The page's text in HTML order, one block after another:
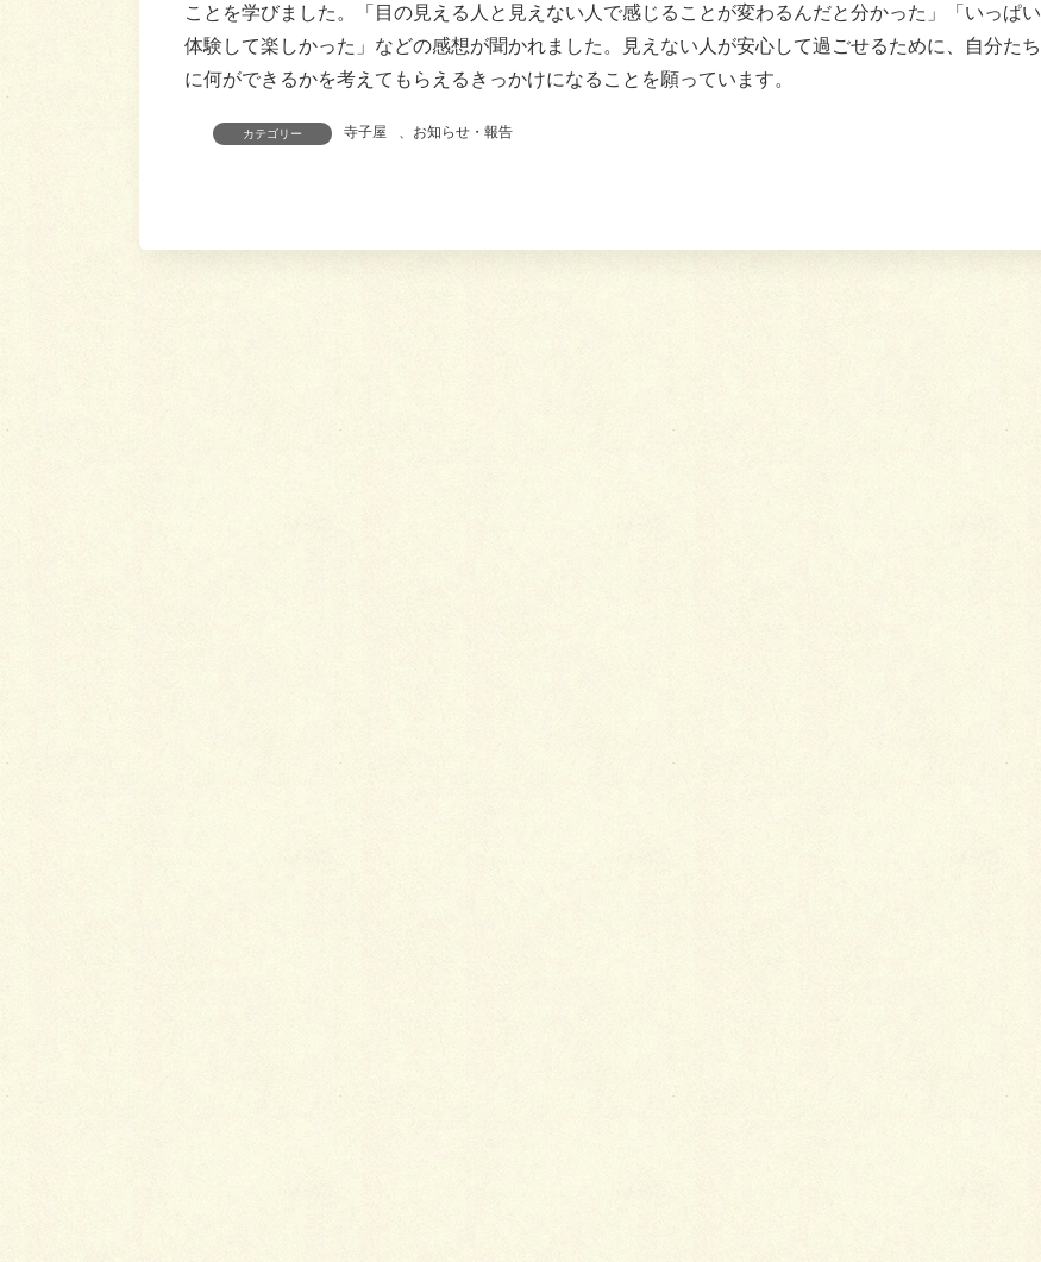
ことを学びました。「目の見える人と見えない人で感じることが変わるんだと分かった」「いっぱい
体験して楽しかった」などの感想が聞かれました。見えない人が安心して過ごせるために、自分たち
に何ができるかを考えてもらえるきっかけになることを願っています。
カテゴリー 寺子屋 、 お知らせ・報告